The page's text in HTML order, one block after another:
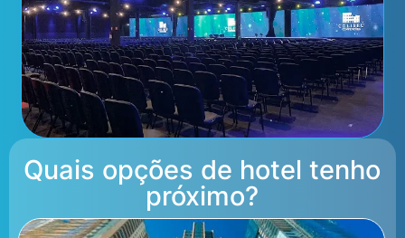
Quais opções de hotel tenho
próximo?